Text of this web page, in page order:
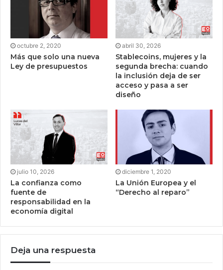
octubre 2, 2020
Más que solo una nueva
Ley de presupuestos
abril 30, 2026
Stablecoins, mujeres y la
segunda brecha: cuando
la inclusión deja de ser
acceso y pasa a ser
diseño
julio 10, 2026
La confianza como
fuente de
responsabilidad en la
economía digital
diciembre 1, 2020
La Unión Europea y el
“Derecho al reparo”
Deja una respuesta